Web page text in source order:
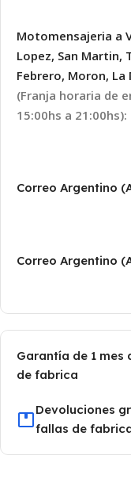
Motomensajeria a
Lopez, San Martin,
Febrero, Moron, La
(Franja horaria de
15:00hs a 21:00hs):
Correo Argentino
Correo Argentino
Garantía de 1 mes
de fabrica
Devoluciones
fallas de